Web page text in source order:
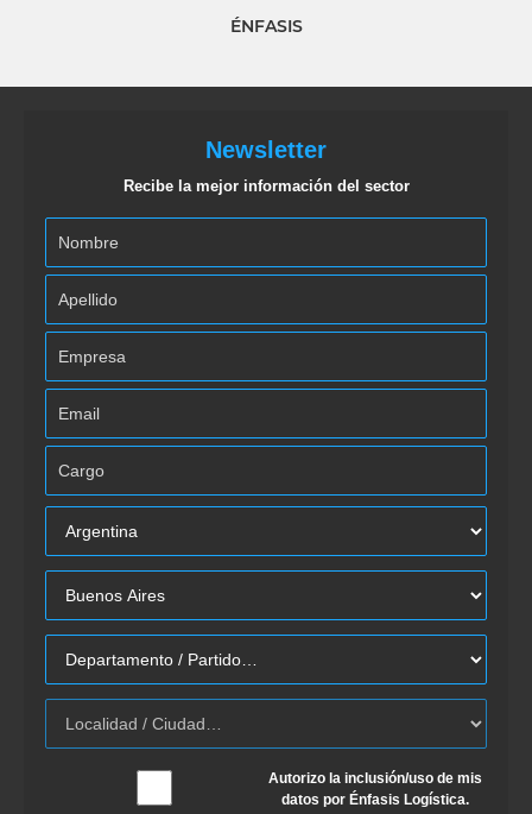
ÉNFASIS
Newsletter
Recibe la mejor información del sector
Autorizo la inclusión/uso de mis
datos por Énfasis Logística.